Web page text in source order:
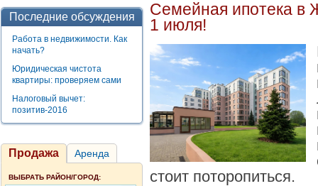
Последние обсуждения
Работа в недвижимости. Как
начать?
Юридическая чистота
квартиры: проверяем сами
Налоговый вычет:
позитив-2016
Продажа Аренда
ВЫБРАТЬ РАЙОН/ГОРОД:
Семейная ипотека в
1 июля!
стоит поторопиться.